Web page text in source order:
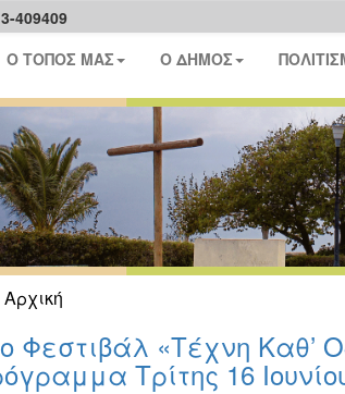
409409
Ο ΤΟΠΟΣ ΜΑΣ Ο ΔΗΜΟΣ
Αρχική
Φεστιβάλ «Τέχνη Καθ’
Τρίτης 16